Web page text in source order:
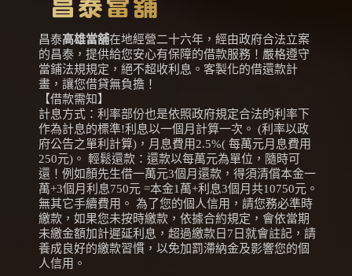
昌泰高雄當舖在地經營二十六年，經由政府合法立案
的昌泰，提供給您安心有保障的借款服務！嚴格遵守
當鋪法規規定，絕不超收利息。客製化的借還款計
畫，讓您借貸無負擔！
【借款需知】
計息方式：利率部份也是依照政府規定合法的利率下
作為計息的標準!利息以一個月計算一次。 (利率以政
府公告之單利計算)，月息費用2.5%( 每萬元月息費用
250元)。 輕鬆還款：還款以每萬元為單位，隨時可
還！例如顏先生借一萬元3個月還款，得須清償本金一
萬+3個月利息750元 =本金1萬+利息3個月共10750元。
無其它手續費用。 為了您的個人信用，請您務必準時
繳款，如果您未按時繳款，依據合約規定，會依當期
未繳金額加計遲延利息，超過繳款日7日就會註記，請
養成良好的繳款習慣，以免加罰滯納金及影響您的個
人信用。